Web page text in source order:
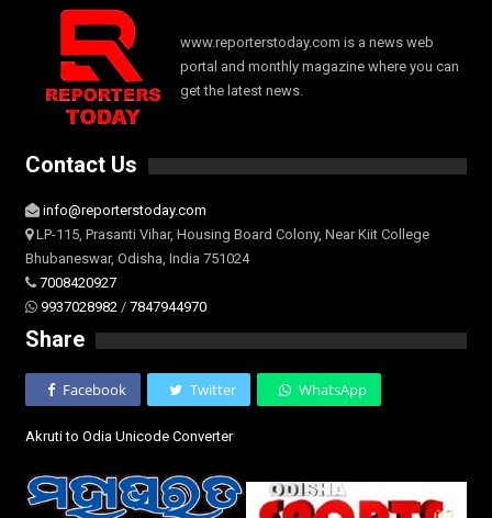
www.reporterstoday.com is a news web
portal and monthly magazine where you can
get the latest news.
Contact Us
info@reporterstoday.com
LP-115, Prasanti Vihar, Housing Board Colony, Near Kiit College
Bhubaneswar, Odisha, India 751024
7008420927
9937028982 / 7847944970
Share
Facebook Twitter WhatsApp
Akruti to Odia Unicode Converter